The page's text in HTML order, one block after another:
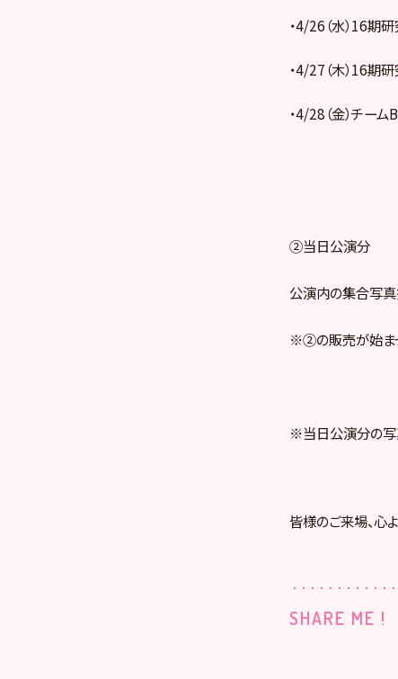
・4/26（水）16期
・4/27（木）16期
・4/28（金）チー
②当日公演分
公演内の集合写
※②の販売が始ま
※当日公演分の写
皆様のご来場、心
SHARE ME !